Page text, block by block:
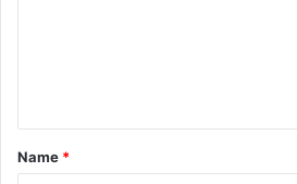
t
*
Name *